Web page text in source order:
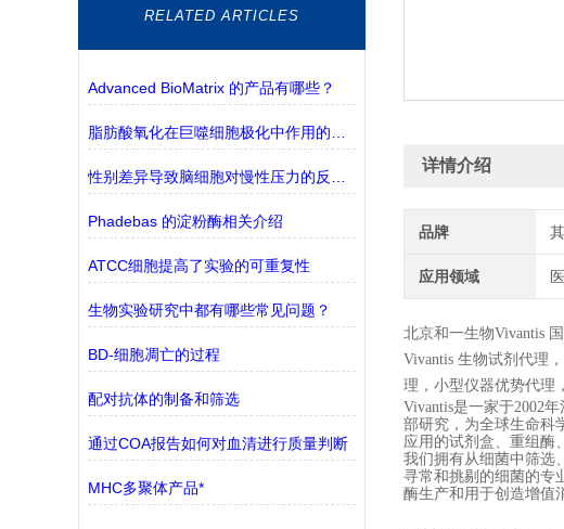
RELATED ARTICLES
Advanced BioMatrix 的产品有哪些？
Phadebas 的淀粉酶相关介绍
ATCC细胞提高了实验的可重复性
生物实验研究中都有哪些常见问题？
BD-细胞凋亡的过程
配对抗体的制备和筛选
通过COA报告如何对血清进行质量判断
MHC多聚体产品*
详情介绍
品牌
应用领域
北京和一生物Vivantis
Vivantis 生物试剂代理，
理，小型仪器优势代理
Vivantis是一家于2002
部研究，为全球生命科
应用的试剂盒、重组酶
我们拥有从细菌中筛选
寻常和挑剔的细菌的专
酶生产和用于创造增值